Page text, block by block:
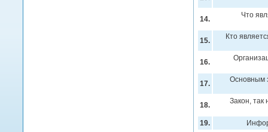
14. Что
15. Кто
16.
17. Основным
18. Закон,
19.